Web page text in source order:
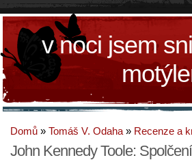
v noci jsem
Domů » Tomáš V. Odaha » Recenze a
John Kennedy Toole: